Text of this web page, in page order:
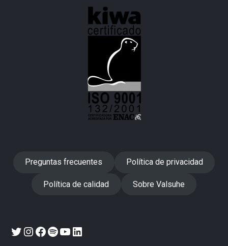
Preguntas frecuentes Política de privacidad
Política de calidad Sobre Valsuhe
Twitter
Instagram
Facebook
Spotify
YouTube
LinkedIn